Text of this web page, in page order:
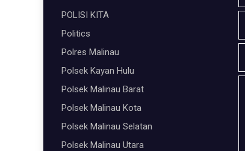
POLISI KITA
Politics
Polres Malinau
Polsek Kayan Hulu
Polsek Malinau Barat
Polsek Malinau Kota
Polsek Malinau Selatan
Polsek Malinau Utara